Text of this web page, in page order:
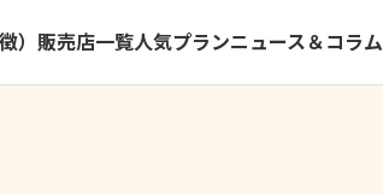
） 販売店一覧人気プランニュース＆コラム